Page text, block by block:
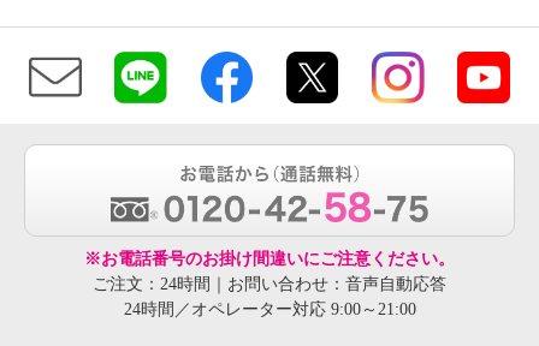
※お電話番号のお掛け間違いにご注意ください。
ご注文：24時間｜お問い合わせ：音声自動応答
24時間／オペレーター対応 9:00～21:00